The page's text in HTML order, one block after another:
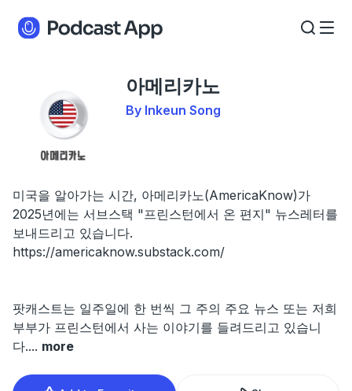
아메리카노
By Inkeun Song
미국을 알아가는 시간, 아메리카노(AmericaKnow)가
2025년에는 서브스택 "프린스턴에서 온 편지" 뉴스레터를
보내드리고 있습니다.
https://americaknow.substack.com/
팟캐스트는 일주일에 한 번씩 그 주의 주요 뉴스 또는 저희
부부가 프린스턴에서 사는 이야기를 들려드리고 있습니
다.... more